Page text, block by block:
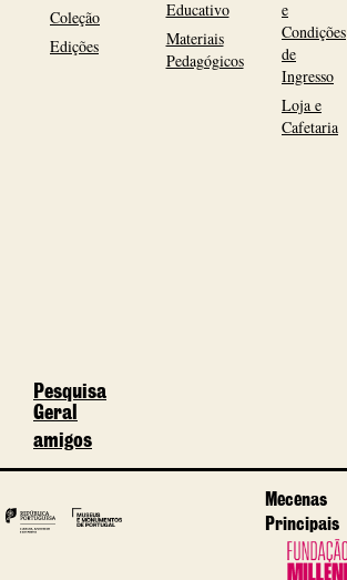
Coleção
Edições
Educativo
Materiais
Pedagógicos
e
Condições
de
Ingresso
Loja e
Cafetaria
Pesquisa
Geral
amigos
Mecenas
Principais